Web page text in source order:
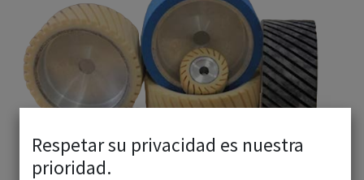
Respetar su privacidad es nuestra
prioridad.